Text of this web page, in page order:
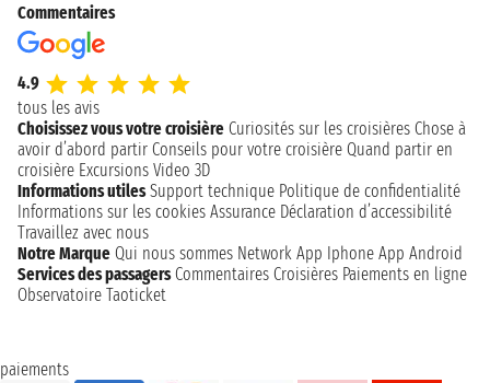
Commentaires
4.9
tous les avis
Choisissez vous votre croisière Curiosités sur les croisières Chose à
avoir d’abord partir Conseils pour votre croisière Quand partir en
croisière Excursions Video 3D
Informations utiles Support technique Politique de confidentialité
Informations sur les cookies Assurance Déclaration d’accessibilité
Travaillez avec nous
Notre Marque Qui nous sommes Network App Iphone App Android
Services des passagers Commentaires Croisières Paiements en ligne
Observatoire Taoticket
paiements